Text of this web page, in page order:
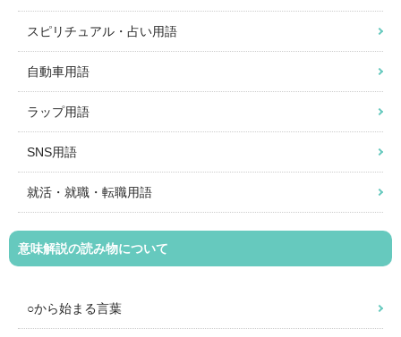
スピリチュアル・占い用語
自動車用語
ラップ用語
SNS用語
就活・就職・転職用語
意味解説の読み物について
○から始まる言葉